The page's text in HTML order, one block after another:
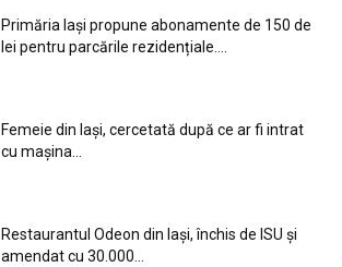
Primăria Iași propune abonamente de 150 de
lei pentru parcările rezidențiale....
Femeie din Iași, cercetată după ce ar fi intrat
cu mașina...
Restaurantul Odeon din Iași, închis de ISU și
amendat cu 30.000...